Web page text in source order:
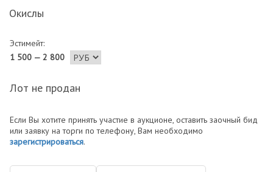
Окислы
Эстимейт:
1 500 — 2 800
Лот не продан
Если Вы хотите принять участие в аукционе, оставить заочный бид
или заявку на торги по телефону, Вам необходимо
зарегистрироваться.